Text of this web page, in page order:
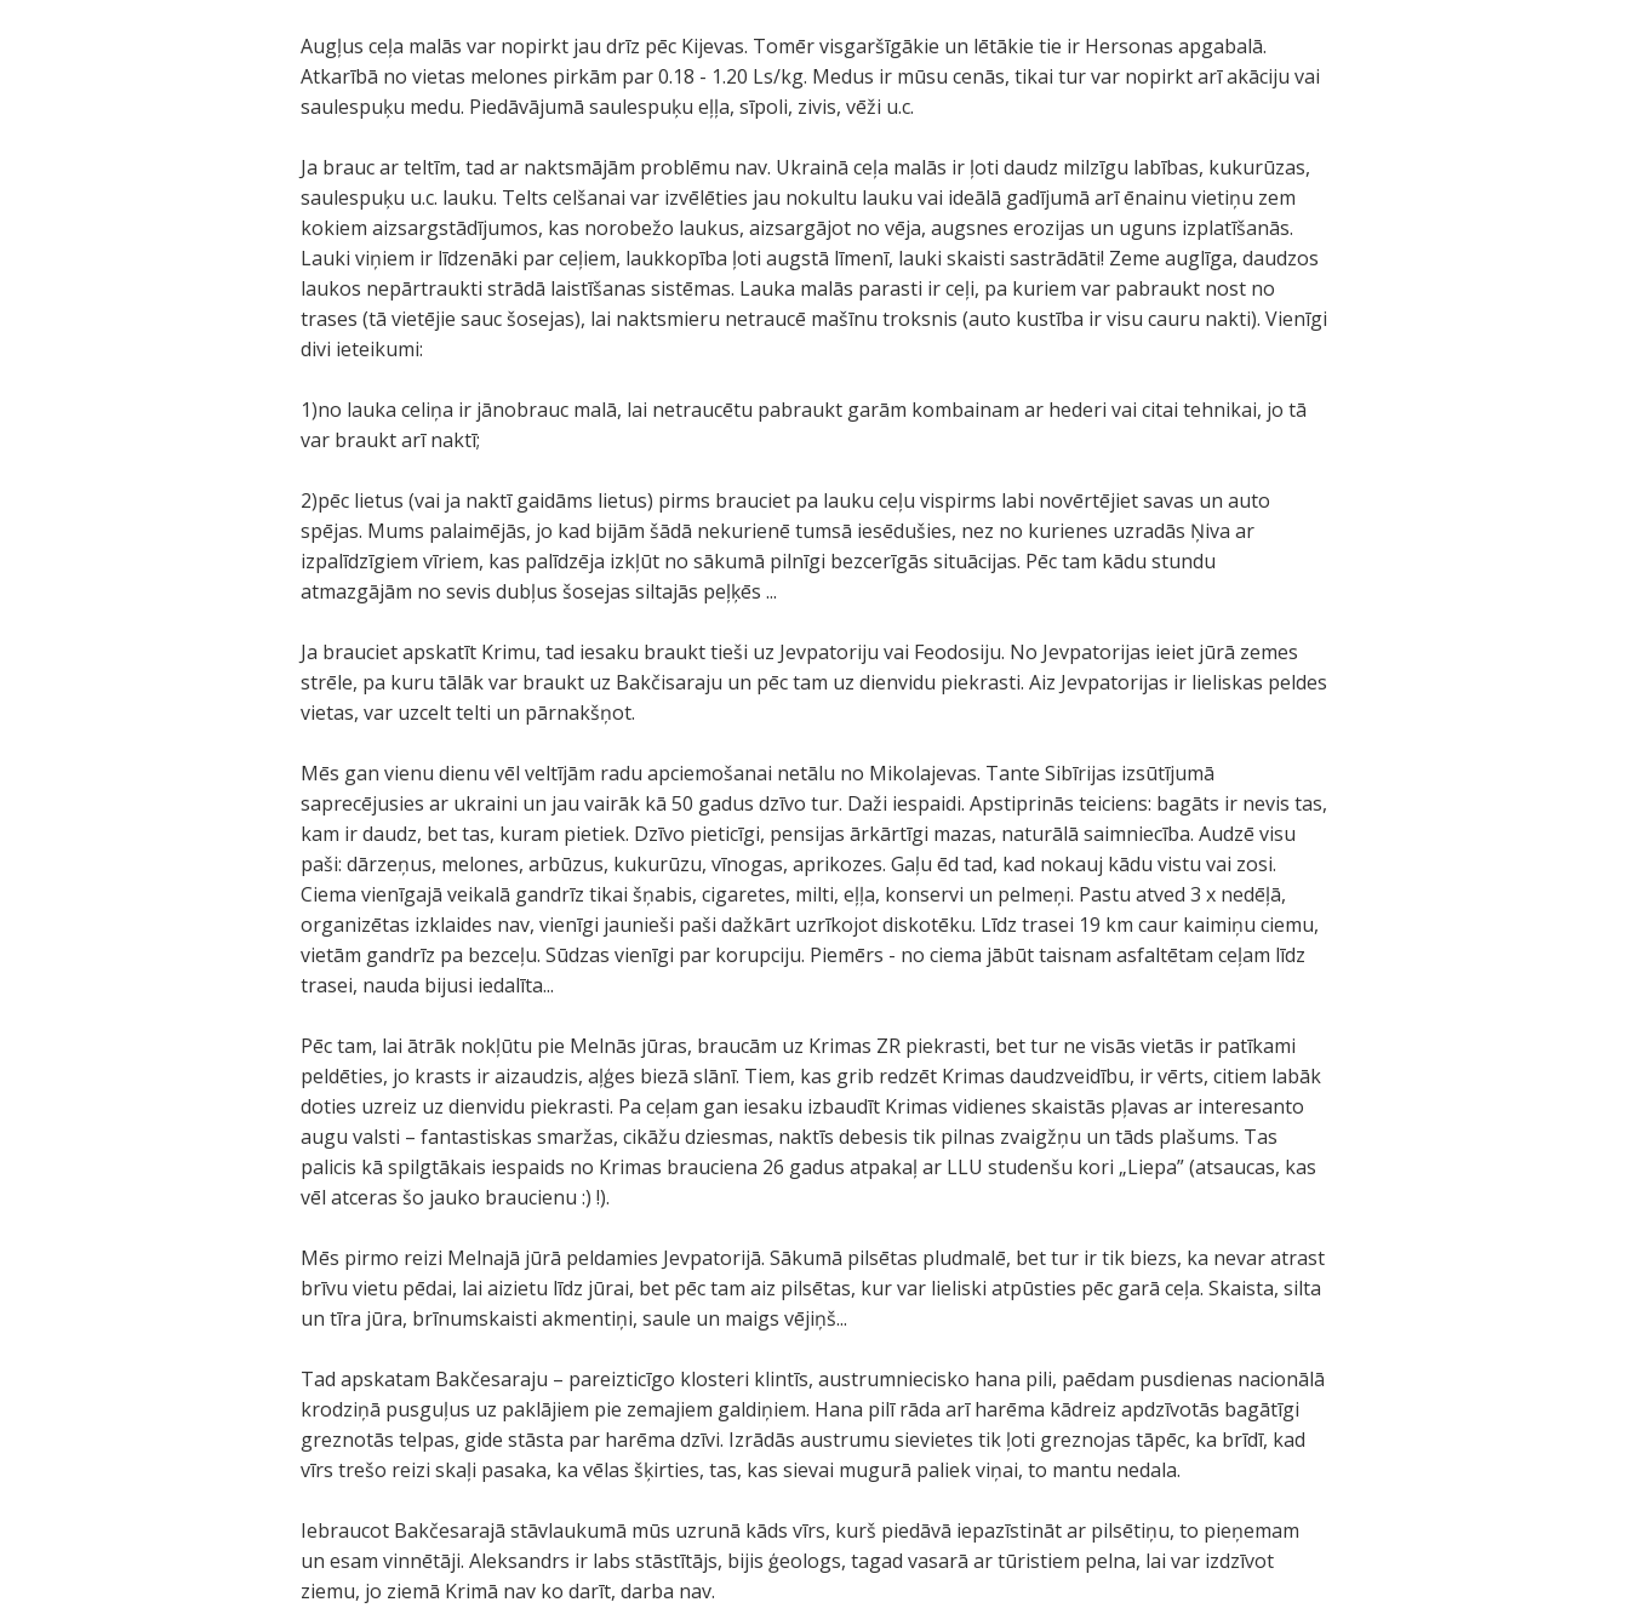
Augļus ceļa malās var nopirkt jau drīz pēc Kijevas. Tomēr visgaršīgākie un lētākie tie ir Hersonas apgabalā.
Atkarībā no vietas melones pirkām par 0.18 - 1.20 Ls/kg. Medus ir mūsu cenās, tikai tur var nopirkt arī akāciju vai
saulespuķu medu. Piedāvājumā saulespuķu eļļa, sīpoli, zivis, vēži u.c.
Ja brauc ar teltīm, tad ar naktsmājām problēmu nav. Ukrainā ceļa malās ir ļoti daudz milzīgu labības, kukurūzas,
saulespuķu u.c. lauku. Telts celšanai var izvēlēties jau nokultu lauku vai ideālā gadījumā arī ēnainu vietiņu zem
kokiem aizsargstādījumos, kas norobežo laukus, aizsargājot no vēja, augsnes erozijas un uguns izplatīšanās.
Lauki viņiem ir līdzenāki par ceļiem, laukkopība ļoti augstā līmenī, lauki skaisti sastrādāti! Zeme auglīga, daudzos
laukos nepārtraukti strādā laistīšanas sistēmas. Lauka malās parasti ir ceļi, pa kuriem var pabraukt nost no
trases (tā vietējie sauc šosejas), lai naktsmieru netraucē mašīnu troksnis (auto kustība ir visu cauru nakti). Vienīgi
divi ieteikumi:
1)no lauka celiņa ir jānobrauc malā, lai netraucētu pabraukt garām kombainam ar hederi vai citai tehnikai, jo tā
var braukt arī naktī;
2)pēc lietus (vai ja naktī gaidāms lietus) pirms brauciet pa lauku ceļu vispirms labi novērtējiet savas un auto
spējas. Mums palaimējās, jo kad bijām šādā nekurienē tumsā iesēdušies, nez no kurienes uzradās Ņiva ar
izpalīdzīgiem vīriem, kas palīdzēja izkļūt no sākumā pilnīgi bezcerīgās situācijas. Pēc tam kādu stundu
atmazgājām no sevis dubļus šosejas siltajās peļķēs ...
Ja brauciet apskatīt Krimu, tad iesaku braukt tieši uz Jevpatoriju vai Feodosiju. No Jevpatorijas ieiet jūrā zemes
strēle, pa kuru tālāk var braukt uz Bakčisaraju un pēc tam uz dienvidu piekrasti. Aiz Jevpatorijas ir lieliskas peldes
vietas, var uzcelt telti un pārnakšņot.
Mēs gan vienu dienu vēl veltījām radu apciemošanai netālu no Mikolajevas. Tante Sibīrijas izsūtījumā
saprecējusies ar ukraini un jau vairāk kā 50 gadus dzīvo tur. Daži iespaidi. Apstiprinās teiciens: bagāts ir nevis tas,
kam ir daudz, bet tas, kuram pietiek. Dzīvo pieticīgi, pensijas ārkārtīgi mazas, naturālā saimniecība. Audzē visu
paši: dārzeņus, melones, arbūzus, kukurūzu, vīnogas, aprikozes. Gaļu ēd tad, kad nokauj kādu vistu vai zosi.
Ciema vienīgajā veikalā gandrīz tikai šņabis, cigaretes, milti, eļļa, konservi un pelmeņi. Pastu atved 3 x nedēļā,
organizētas izklaides nav, vienīgi jaunieši paši dažkārt uzrīkojot diskotēku. Līdz trasei 19 km caur kaimiņu ciemu,
vietām gandrīz pa bezceļu. Sūdzas vienīgi par korupciju. Piemērs - no ciema jābūt taisnam asfaltētam ceļam līdz
trasei, nauda bijusi iedalīta...
Pēc tam, lai ātrāk nokļūtu pie Melnās jūras, braucām uz Krimas ZR piekrasti, bet tur ne visās vietās ir patīkami
peldēties, jo krasts ir aizaudzis, aļģes biezā slānī. Tiem, kas grib redzēt Krimas daudzveidību, ir vērts, citiem labāk
doties uzreiz uz dienvidu piekrasti. Pa ceļam gan iesaku izbaudīt Krimas vidienes skaistās pļavas ar interesanto
augu valsti – fantastiskas smaržas, cikāžu dziesmas, naktīs debesis tik pilnas zvaigžņu un tāds plašums. Tas
palicis kā spilgtākais iespaids no Krimas brauciena 26 gadus atpakaļ ar LLU studenšu kori „Liepa” (atsaucas, kas
vēl atceras šo jauko braucienu :) !).
Mēs pirmo reizi Melnajā jūrā peldamies Jevpatorijā. Sākumā pilsētas pludmalē, bet tur ir tik biezs, ka nevar atrast
brīvu vietu pēdai, lai aizietu līdz jūrai, bet pēc tam aiz pilsētas, kur var lieliski atpūsties pēc garā ceļa. Skaista, silta
un tīra jūra, brīnumskaisti akmentiņi, saule un maigs vējiņš...
Tad apskatam Bakčesaraju – pareizticīgo klosteri klintīs, austrumniecisko hana pili, paēdam pusdienas nacionālā
krodziņā pusguļus uz paklājiem pie zemajiem galdiņiem. Hana pilī rāda arī harēma kādreiz apdzīvotās bagātīgi
greznotās telpas, gide stāsta par harēma dzīvi. Izrādās austrumu sievietes tik ļoti greznojas tāpēc, ka brīdī, kad
vīrs trešo reizi skaļi pasaka, ka vēlas šķirties, tas, kas sievai mugurā paliek viņai, to mantu nedala.
Iebraucot Bakčesarajā stāvlaukumā mūs uzrunā kāds vīrs, kurš piedāvā iepazīstināt ar pilsētiņu, to pieņemam
un esam vinnētāji. Aleksandrs ir labs stāstītājs, bijis ģeologs, tagad vasarā ar tūristiem pelna, lai var izdzīvot
ziemu, jo ziemā Krimā nav ko darīt, darba nav.